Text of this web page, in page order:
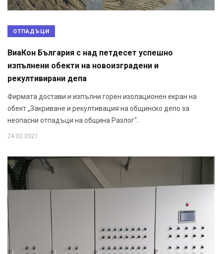
ОТПАДЪЦИ
ВиаКон България с над петдесет успешно
изпълнени обекти на новоизградени и
рекултивирани депа
Фирмата достави и изпълни горен изолационен екран на
обект „Закриване и рекултивация на общинско депо за
неопасни отпадъци на община Разлог”.
24.02.2021